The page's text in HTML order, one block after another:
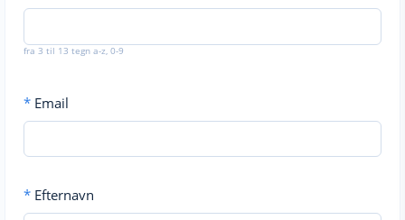
fra 3 til 13 tegn a-z, 0-9
* Email
* Efternavn